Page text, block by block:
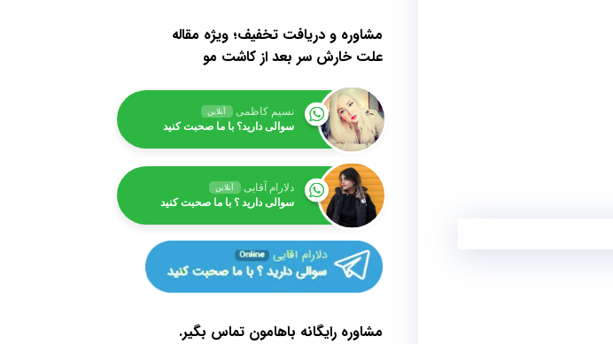
مشاوره و دریافت تخفیف؛ ویژه مقاله
علت خارش سر بعد از کاشت مو
نسیم کاظمی آنلاین
سوالی دارید؟ با ما صحبت کنید
دلارام آقایی آنلاین
سوالی دارید ؟ با ما صحبت کنید
مشاوره رایگانه باهامون تماس بگیر.